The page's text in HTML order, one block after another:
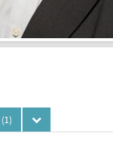
(1)